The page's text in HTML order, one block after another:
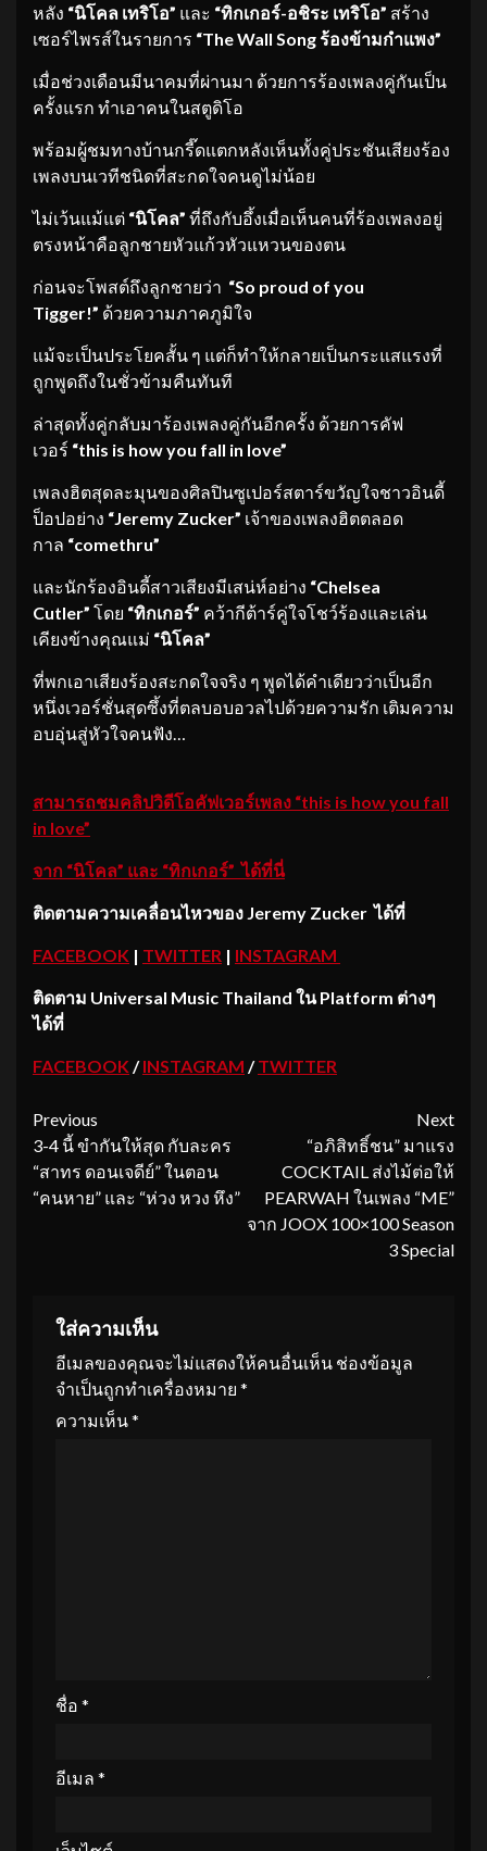
หลัง “นิโคล เทริโอ” และ “ทิกเกอร์-อชิระ เทริโอ” สร้าง
เซอร์ไพรส์ในรายการ “The Wall Song ร้องข้ามกำแพง”
เมื่อช่วงเดือนมีนาคมที่ผ่านมา ด้วยการร้องเพลงคู่กันเป็น
ครั้งแรก ทำเอาคนในสตูดิโอ
พร้อมผู้ชมทางบ้านกรี๊ดแตกหลังเห็นทั้งคู่ประชันเสียงร้อง
เพลงบนเวทีชนิดที่สะกดใจคนดูไม่น้อย
ไม่เว้นแม้แต่ “นิโคล” ที่ถึงกับอึ้งเมื่อเห็นคนที่ร้องเพลงอยู่
ตรงหน้าคือลูกชายหัวแก้วหัวแหวนของตน
ก่อนจะโพสต์ถึงลูกชายว่า “So proud of you
Tigger!” ด้วยความภาคภูมิใจ
แม้จะเป็นประโยคสั้น ๆ แต่ก็ทำให้กลายเป็นกระแสแรงที่
ถูกพูดถึงในชั่วข้ามคืนทันที
ล่าสุดทั้งคู่กลับมาร้องเพลงคู่กันอีกครั้ง ด้วยการคัฟ
เวอร์ “this is how you fall in love”
เพลงฮิตสุดละมุนของศิลปินซูเปอร์สตาร์ขวัญใจชาวอินดี้
ป็อปอย่าง “Jeremy Zucker” เจ้าของเพลงฮิตตลอด
กาล “comethru”
และนักร้องอินดี้สาวเสียงมีเสน่ห์อย่าง “Chelsea
Cutler” โดย “ทิกเกอร์” คว้ากีต้าร์คู่ใจโชว์ร้องและเล่น
เคียงข้างคุณแม่ “นิโคล”
ที่พกเอาเสียงร้องสะกดใจจริง ๆ พูดได้คำเดียวว่าเป็นอีก
หนึ่งเวอร์ชั่นสุดซึ้งที่ตลบอบอวลไปด้วยความรัก เติมความ
อบอุ่นสู่หัวใจคนฟัง…
สามารถชมคลิปวิดีโอคัฟเวอร์เพลง “this is how you fall
in love”
จาก “นิโคล” และ “ทิกเกอร์” ได้ที่นี่
ติดตามความเคลื่อนไหวของ Jeremy Zucker ได้ที่
FACEBOOK | TWITTER | INSTAGRAM
ติดตาม Universal Music Thailand ใน Platform ต่างๆ
ได้ที่
FACEBOOK /INSTAGRAM /TWITTER
Continue
Reading
Previous
3-4 นี้ ขำกันให้สุด กับละคร
“สาทร ดอนเจดีย์” ในตอน
“คนหาย” และ “ห่วง หวง หึง”
Next
“อภิสิทธิ์ชน” มาแรง
COCKTAIL ส่งไม้ต่อให้
PEARWAH ในเพลง “ME”
จาก JOOX 100×100 Season
3 Special
ใส่ความเห็น
อีเมลของคุณจะไม่แสดงให้คนอื่นเห็น ช่องข้อมูล
จำเป็นถูกทำเครื่องหมาย *
ความเห็น*
ชื่อ *
อีเมล *